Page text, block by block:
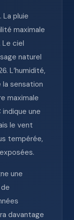
pluie
maximale
Le ciel
naturel
L’humidité,
la sensation
maximale
indique une
le vent
tempérée,
une
davantage